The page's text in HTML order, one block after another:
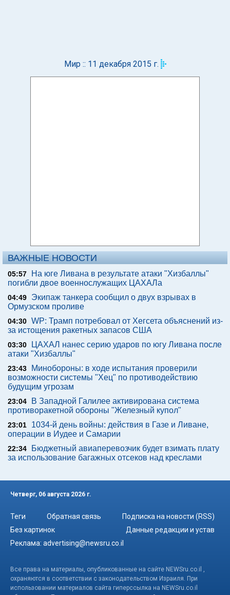
Мир :: 11 декабря 2015 г.
ВАЖНЫЕ НОВОСТИ
05:57
На юге Ливана в результате атаки "Хизбаллы"
погибли двое военнослужащих ЦАХАЛа
04:49
Экипаж танкера сообщил о двух взрывах в
Ормузском проливе
04:30 WP: Трамп потребовал от Хегсета объяснений из-
за истощения ракетных запасов США
03:30
ЦАХАЛ нанес серию ударов по югу Ливана после
атаки "Хизбаллы"
23:43
Минобороны: в ходе испытания проверили
возможности системы "Хец" по противодействию
будущим угрозам
23:04
В Западной Галилее активирована система
противоракетной обороны "Железный купол"
23:01
1034-й день войны: действия в Газе и Ливане,
операции в Иудее и Самарии
22:34
Бюджетный авиаперевозчик будет взимать плату
за использование багажных отсеков над креслами
Четверг, 06 августа 2026 г.
Теги Обратная связь
Подписка на новости (RSS)
Без картинок
Данные редакции и устав
Реклама: advertising@newsru.co.il
Все права на материалы, опубликованные на сайте NEWSru.co.il ,
охраняются в соответствии с законодательством Израиля. При
использовании материалов сайта гиперссылка на NEWSru.co.il